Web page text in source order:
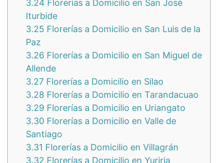
3.24 Florerías a Domicilio en San José
Iturbide
3.25 Florerías a Domicilio en San Luis de la
Paz
3.26 Florerías a Domicilio en San Miguel de
Allende
3.27 Florerías a Domicilio en Silao
3.28 Florerías a Domicilio en Tarandacuao
3.29 Florerías a Domicilio en Uriangato
3.30 Florerías a Domicilio en Valle de
Santiago
3.31 Florerías a Domicilio en Villagrán
3.32 Florerías a Domicilio en Yuriria